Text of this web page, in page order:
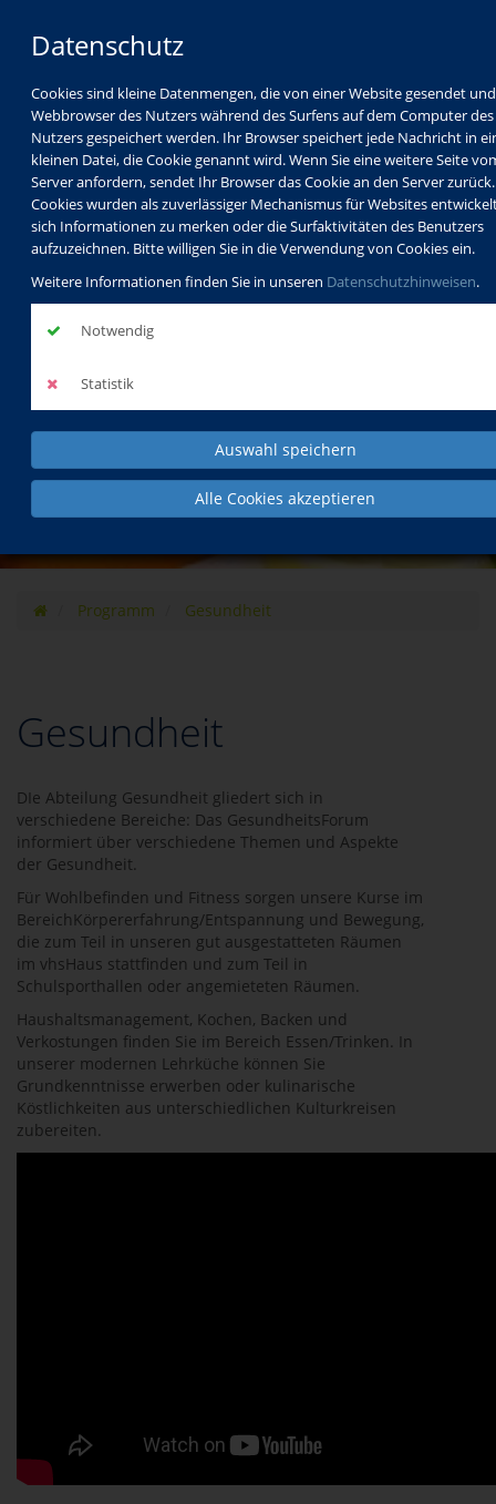
Datenschutz
Cookies sind kleine Datenmengen, die von einer Website gesendet
Webbrowser des Nutzers während des Surfens auf dem Computer des
Nutzers gespeichert werden. Ihr Browser speichert jede Nachricht in
kleinen Datei, die Cookie genannt wird. Wenn Sie eine weitere Seite
Server anfordern, sendet Ihr Browser das Cookie an den Server zurück.
Cookies wurden als zuverlässiger Mechanismus für Websites
sich Informationen zu merken oder die Surfaktivitäten des Benutzers
aufzuzeichnen. Bitte willigen Sie in die Verwendung von Cookies ein.
Weitere Informationen finden Sie in unseren Datenschutzhinweisen.
Notwendig
Statistik
Auswahl speichern
Alle Cookies akzeptieren
Programm
Schulabschlüsse
Schulkindbetreuung
Service
Programm Gesundheit
Gesundheit
DIe Abteilung Gesundheit gliedert sich in
verschiedene Bereiche: Das GesundheitsForum
informiert über verschiedene Themen und Aspekte
der Gesundheit.
Für Wohlbefinden und Fitness sorgen unsere Kurse im
BereichKörpererfahrung/Entspannung und Bewegung,
die zum Teil in unseren gut ausgestatteten Räumen
im vhsHaus stattfinden und zum Teil in
Schulsporthallen oder angemieteten Räumen.
Haushaltsmanagement, Kochen, Backen und
Verkostungen finden Sie im Bereich Essen/Trinken. In
unserer modernen Lehrküche können Sie
Grundkenntnisse erwerben oder kulinarische
Köstlichkeiten aus unterschiedlichen Kulturkreisen
zubereiten.